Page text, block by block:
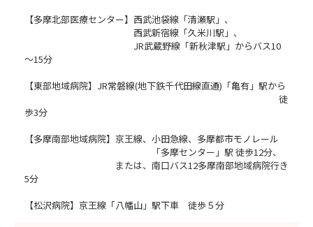
【多摩北部医療センター】西武池袋線「清瀬駅」、
西武新宿線「久米川駅」、
JR武蔵野線「新秋津駅」からバス10
～15分
【東部地域病院】JR常磐線(地下鉄千代田線直通)「亀有」駅から
徒
歩3分
【多摩南部地域病院】京王線、小田急線、多摩都市モノレール
「多摩センター」駅 徒歩12分、
または、南口バス12多摩南部地域病院行き
5分
【松沢病院】京王線「八幡山」駅下車 徒歩５分